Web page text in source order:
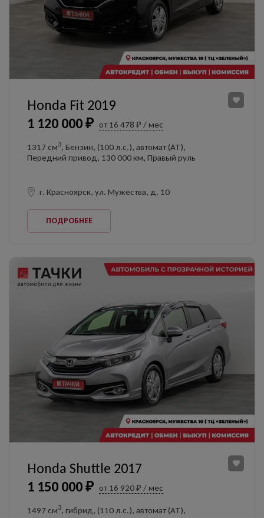
1 120 000 ₽ от 16 478 ₽ / мес
Honda Fit 2019
1317 см3, Бензин, (100 л.с.), автомат (AT),
Передний привод, 130 000 км, Правый руль
г. Красноярск, ул. Мужества, д. 10
ПОДРОБНЕЕ
1 150 000 ₽ от 16 920 ₽ / мес
Honda Shuttle 2017
1497 см3, гибрид, (110 л.с.), автомат (AT),